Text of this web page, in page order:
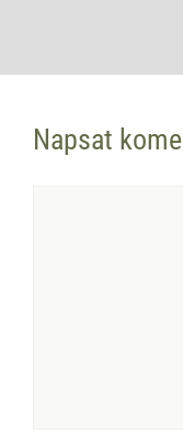
Napsat